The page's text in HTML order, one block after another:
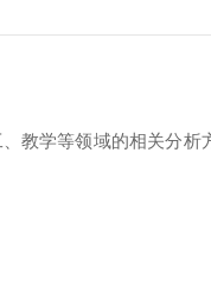
教学等领域的相关分